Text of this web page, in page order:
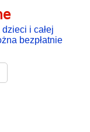
i całej
bezpłatnie